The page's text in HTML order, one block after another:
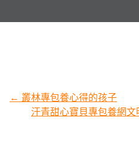
← 叢林專包養心得的孩子
汗青甜心寶貝專包養網